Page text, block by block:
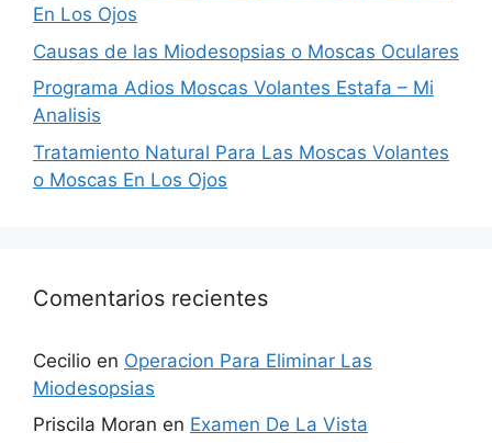
En Los Ojos
Causas de las Miodesopsias o Moscas Oculares
Programa Adios Moscas Volantes Estafa – Mi
Analisis
Tratamiento Natural Para Las Moscas Volantes
o Moscas En Los Ojos
Comentarios recientes
Cecilio en Operacion Para Eliminar Las
Miodesopsias
Priscila Moran en Examen De La Vista